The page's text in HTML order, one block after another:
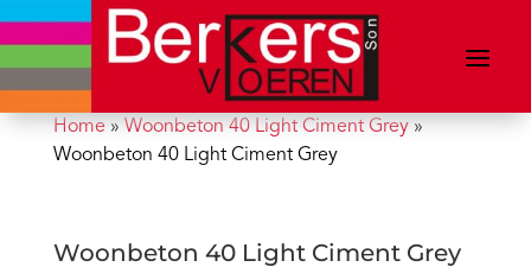
Home» Woonbeton 40 Light Ciment Grey»
Woonbeton 40 Light Ciment Grey
Woonbeton 40 Light Ciment Grey